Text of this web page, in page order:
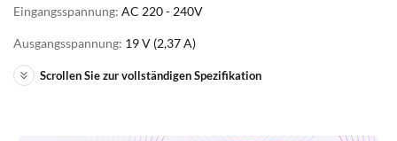
Eingangsspannung: AC 220 - 240V
Ausgangsspannung: 19 V (2,37 A)
Scrollen Sie zur vollständigen Spezifikation